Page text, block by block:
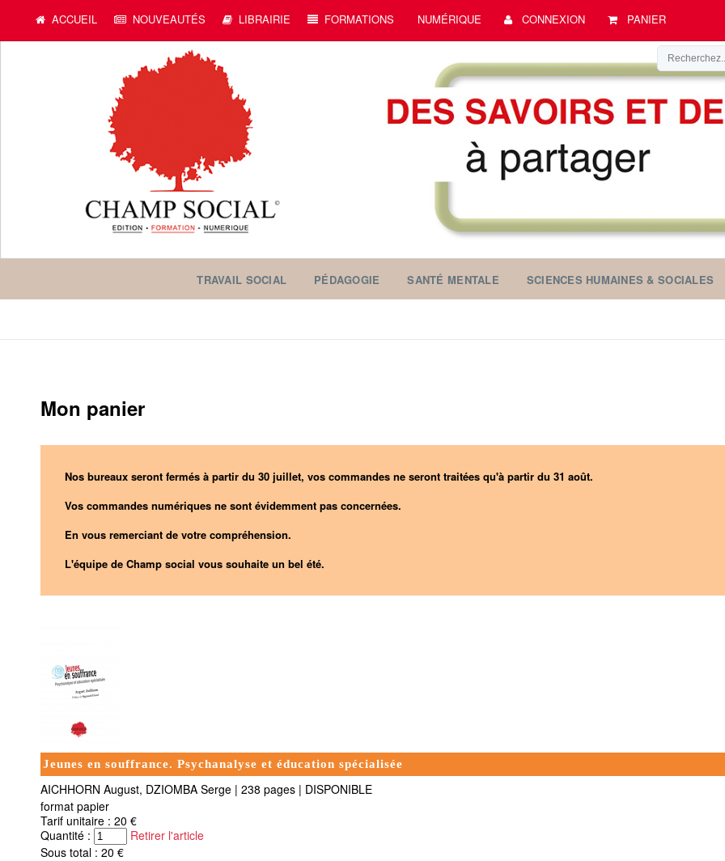
ACCUEIL NOUVEAUTÉS LIBRAIRIE FORMATIONS NUMÉRIQUE CONNEXION PANIER
TRAVAIL SOCIAL PÉDAGOGIE SANTÉ MENTALE SCIENCES HUMAINES & SOCIALES
Mon panier
Nos bureaux seront fermés à partir du 30 juillet, vos commandes ne seront traitées qu'à partir du 31 août.
Vos commandes numériques ne sont évidemment pas concernées.
En vous remerciant de votre compréhension.
L'équipe de Champ social vous souhaite un bel été.
Jeunes en souffrance. Psychanalyse et éducation spécialisée
AICHHORN August, DZIOMBA Serge | 238 pages | DISPONIBLE
format papier
Tarif unitaire : 20 €
Quantité :
Retirer l'article
Sous total : 20 €